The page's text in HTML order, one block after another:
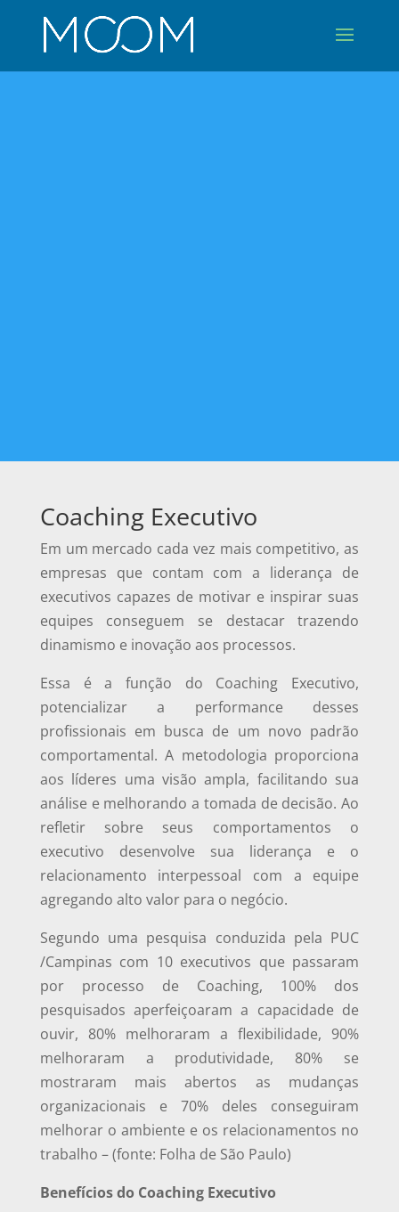
Coaching Executivo
Em um mercado cada vez mais competitivo, as
empresas que contam com a liderança de
executivos capazes de motivar e inspirar suas
equipes conseguem se destacar trazendo
dinamismo e inovação aos processos.
Essa é a função do Coaching Executivo,
potencializar a performance desses
profissionais em busca de um novo padrão
comportamental. A metodologia proporciona
aos líderes uma visão ampla, facilitando sua
análise e melhorando a tomada de decisão. Ao
refletir sobre seus comportamentos o
executivo desenvolve sua liderança e o
relacionamento interpessoal com a equipe
agregando alto valor para o negócio.
Segundo uma pesquisa conduzida pela PUC
/Campinas com 10 executivos que passaram
por processo de Coaching, 100% dos
pesquisados aperfeiçoaram a capacidade de
ouvir, 80% melhoraram a flexibilidade, 90%
melhoraram a produtividade, 80% se
mostraram mais abertos as mudanças
organizacionais e 70% deles conseguiram
melhorar o ambiente e os relacionamentos no
trabalho – (fonte: Folha de São Paulo)
Benefícios do Coaching Executivo